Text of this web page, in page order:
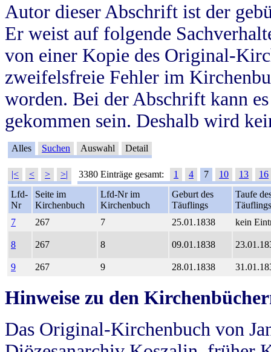
Autor dieser Abschrift ist der
Er weist auf folgende
von einer Kopie des Original-
zweifelsfreie Fehler im
worden. Bei der Abschrift kann
gekommen sein. Deshalb wird
Alles Suchen Auswahl Detail
|< < > >| 3380 Einträge gesamt: 1 4 7 10 13
16
Lfd-
Nr
Seite im
Kirchenbuch
Lfd-Nr im
Kirchenbuch
Geburt des
Täuflings
Taufe
Täuflings
7
267 7 25.01.1838 kein
8 267 8 09.01.1838
9 267 9 28.01.1838
Hinweise zu den
Das Original-Kirchenbuch von